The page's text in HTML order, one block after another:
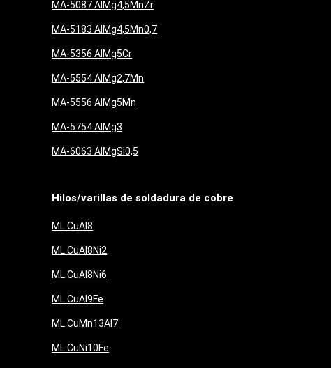
MA-5087 AlMg4,5MnZr
MA-5183 AlMg4,5Mn0,7
MA-5356 AlMg5Cr
MA-5554 AlMg2,7Mn
MA-5556 AlMg5Mn
MA-5754 AlMg3
MA-6063 AlMgSi0,5
Hilos/varillas de soldadura de cobre
ML CuAl8
ML CuAl8Ni2
ML CuAl8Ni6
ML CuAl9Fe
ML CuMn13Al7
ML CuNi10Fe